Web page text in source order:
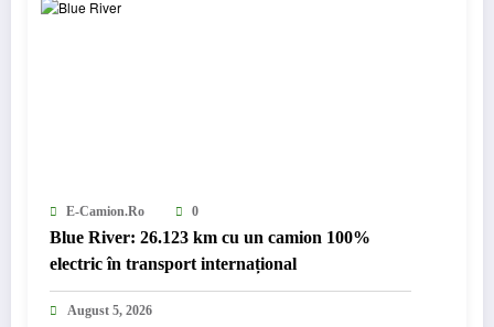
E-Camion.ro 0
Blue River: 26.123 km cu un camion 100%
electric în transport internațional
August 5, 2026